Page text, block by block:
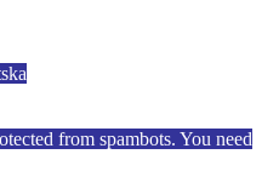
from spambots. You need